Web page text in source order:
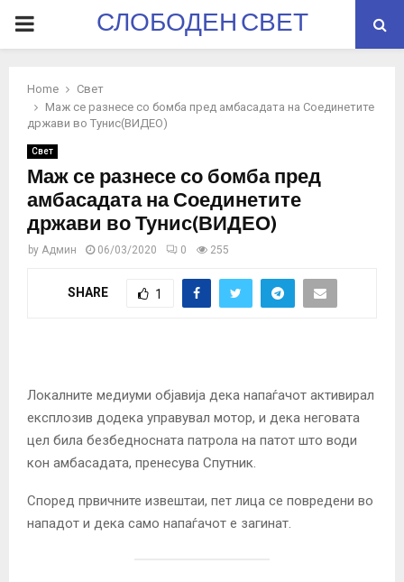
PRIMARYСЛОБОДЕН СВЕТ
Home
Свет
Маж се разнесе со бомба пред амбасадата на Соединетите
држави во Тунис(ВИДЕО)
Свет
Маж се разнесе со бомба пред
амбасадата на Соединетите
држави во Тунис(ВИДЕО)
by Админ 06/03/2020 0 255
SHARE 1
Локалните медиуми објавија дека напаѓачот активирал
експлозив додека управувал мотор, и дека неговата
цел била безбедносната патрола на патот што води
кон амбасадата, пренесува Спутник.
Според првичните извештаи, пет лица се повредени во
нападот и дека само напаѓачот е загинат.